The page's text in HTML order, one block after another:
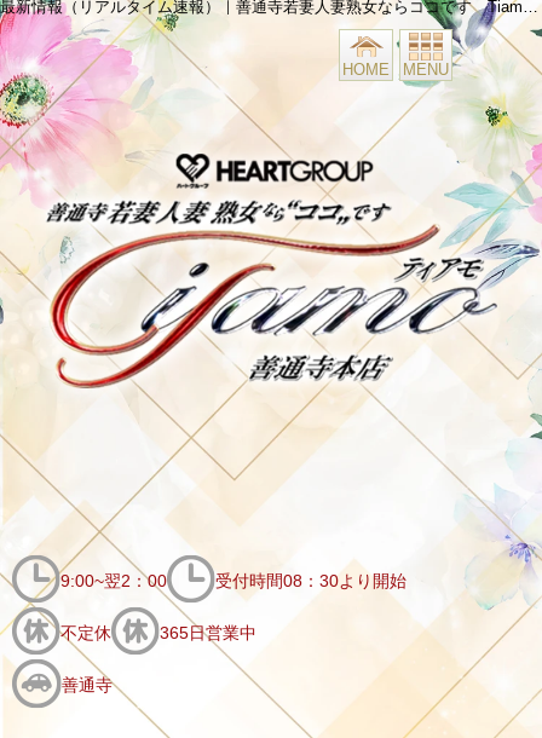
最新情報（リアルタイム速報）｜善通寺若妻人妻熟女ならココです Tiamo善通寺本店(ハートグループ)
MENU
HOME
9:00~翌2：00 受付時間08：30より開始
不定休 365日営業中
善通寺